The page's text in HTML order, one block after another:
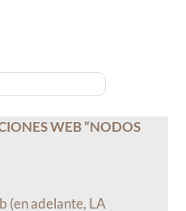
WEB “NODOS
(en adelante, LA